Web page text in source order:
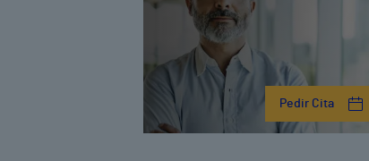
Pedir Cita